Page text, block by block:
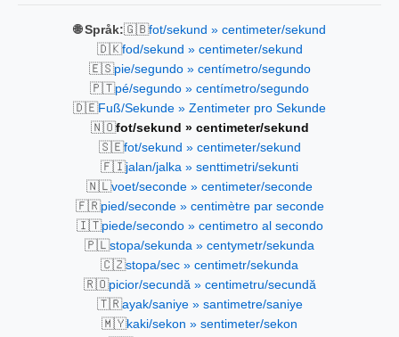
🌐 Språk:🇬🇧fot/sekund » centimeter/sekund
🇩🇰fod/sekund » centimeter/sekund
🇪🇸pie/segundo » centímetro/segundo
🇵🇹pé/segundo » centímetro/segundo
🇩🇪Fuß/Sekunde » Zentimeter pro Sekunde
🇳🇴fot/sekund » centimeter/sekund
🇸🇪fot/sekund » centimeter/sekund
🇫🇮jalan/jalka » senttimetri/sekunti
🇳🇱voet/seconde » centimeter/seconde
🇫🇷pied/seconde » centimètre par seconde
🇮🇹piede/secondo » centimetro al secondo
🇵🇱stopa/sekunda » centymetr/sekunda
🇨🇿stopa/sec » centimetr/sekunda
🇷🇴picior/secundă » centimetru/secundă
🇹🇷ayak/saniye » santimetre/saniye
🇲🇾kaki/sekon » sentimeter/sekon